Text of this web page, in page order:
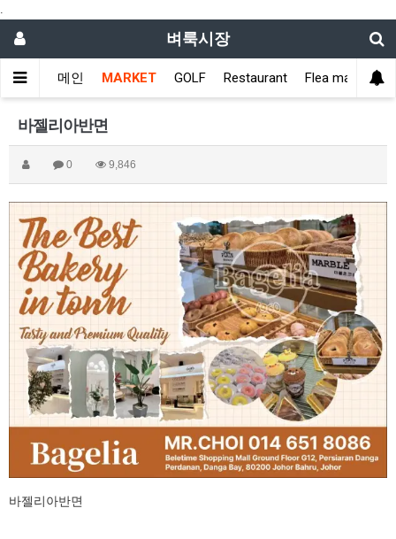
.
벼룩시장
메인 MARKET GOLF Restaurant Flea market
바젤리아반면
0 9,846
바젤리아반면